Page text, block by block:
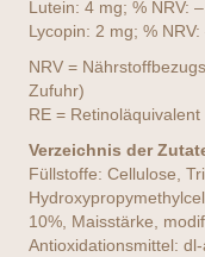
Lutein: 4 mg; % NRV: –
Lycopin: 2 mg; % NRV:
NRV =
Zufuhr)
RE = Retinoläquivalent
Verzeichnis der
Füllstoffe: Cellulose,
10%, Maisstärke,
Antioxidationsmittel: